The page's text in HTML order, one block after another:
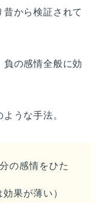
から検証されて
負の感情全般に効
うな手法。
の感情をひた
果が薄い）